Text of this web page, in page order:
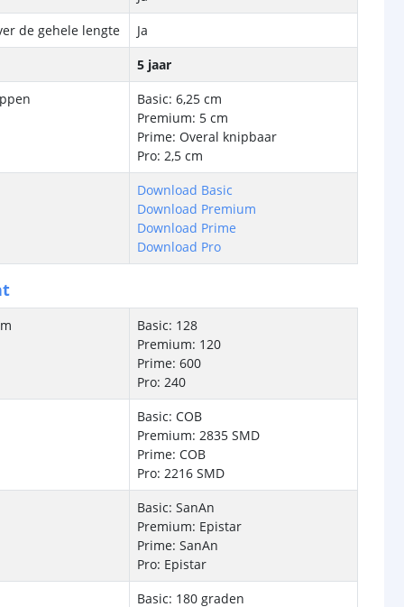
de gehele lengte
Ja
5 jaar
Basic: 6,25 cm
Premium: 5 cm
Prime: Overal knipbaar
Pro: 2,5 cm
Download Basic
Download Premium
Download Prime
Download Pro
Basic: 128
Premium: 120
Prime: 600
Pro: 240
Basic: COB
Premium: 2835 SMD
Prime: COB
Pro: 2216 SMD
Basic: SanAn
Premium: Epistar
Prime: SanAn
Pro: Epistar
Basic: 180 graden